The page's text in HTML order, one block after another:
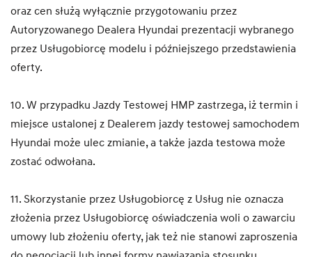
oraz cen służą wyłącznie przygotowaniu przez
Autoryzowanego Dealera Hyundai prezentacji wybranego
przez Usługobiorcę modelu i późniejszego przedstawienia
oferty.
10. W przypadku Jazdy Testowej HMP zastrzega, iż termin i
miejsce ustalonej z Dealerem jazdy testowej samochodem
Hyundai może ulec zmianie, a także jazda testowa może
zostać odwołana.
11. Skorzystanie przez Usługobiorcę z Usług nie oznacza
złożenia przez Usługobiorcę oświadczenia woli o zawarciu
umowy lub złożeniu oferty, jak też nie stanowi zaproszenia